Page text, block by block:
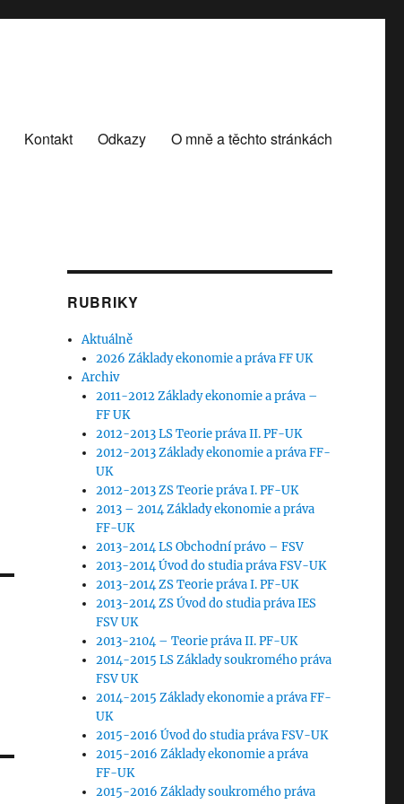
Kontakt Odkazy O mně a těchto stránkách
RUBRIKY
Aktuálně
2026 Základy ekonomie a práva FF UK
Archiv
2011-2012 Základy ekonomie a práva –
FF UK
2012-2013 LS Teorie práva II. PF-UK
2012-2013 Základy ekonomie a práva FF-
UK
2012-2013 ZS Teorie práva I. PF-UK
2013 – 2014 Základy ekonomie a práva
FF-UK
2013-2014 LS Obchodní právo – FSV
2013-2014 Úvod do studia práva FSV-UK
2013-2014 ZS Teorie práva I. PF-UK
2013-2014 ZS Úvod do studia práva IES
FSV UK
2013-2104 – Teorie práva II. PF-UK
2014-2015 LS Základy soukromého práva
FSV UK
2014-2015 Základy ekonomie a práva FF-
UK
2015-2016 Úvod do studia práva FSV-UK
2015-2016 Základy ekonomie a práva
FF-UK
2015-2016 Základy soukromého práva